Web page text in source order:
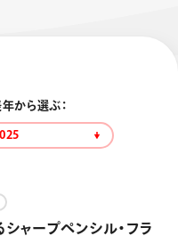
から選ぶ：
シャープペンシル・フラ